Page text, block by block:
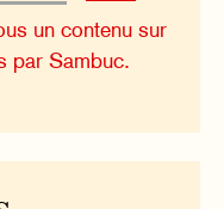
un contenu sur
par Sambuc.